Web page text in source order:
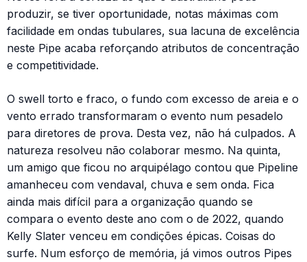
produzir, se tiver oportunidade, notas máximas com
facilidade em ondas tubulares, sua lacuna de excelência
neste Pipe acaba reforçando atributos de concentração
e competitividade.
O swell torto e fraco, o fundo com excesso de areia e o
vento errado transformaram o evento num pesadelo
para diretores de prova. Desta vez, não há culpados. A
natureza resolveu não colaborar mesmo. Na quinta,
um amigo que ficou no arquipélago contou que Pipeline
amanheceu com vendaval, chuva e sem onda. Fica
ainda mais difícil para a organização quando se
compara o evento deste ano com o de 2022, quando
Kelly Slater venceu em condições épicas. Coisas do
surfe. Num esforço de memória, já vimos outros Pipes